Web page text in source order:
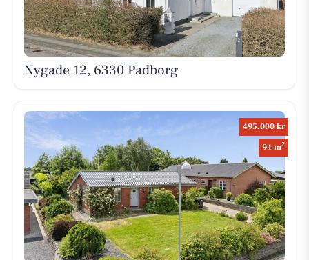
Nygade 12, 6330 Padborg
495.000 kr
94 m2